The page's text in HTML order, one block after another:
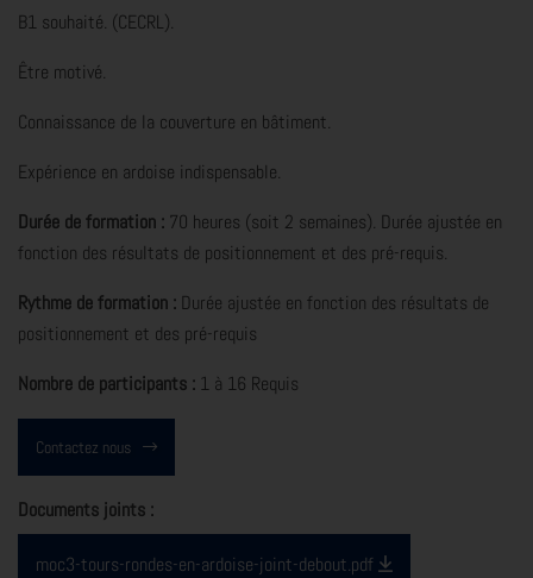
B1 souhaité. (CECRL).
Être motivé.
Connaissance de la couverture en bâtiment.
Expérience en ardoise indispensable.
Durée de formation : 70 heures (soit 2 semaines). Durée ajustée en
fonction des résultats de positionnement et des pré-requis.
Rythme de formation : Durée ajustée en fonction des résultats de
positionnement et des pré-requis
Nombre de participants : 1 à 16 Requis
Contactez nous
Documents joints :
moc3-tours-rondes-en-ardoise-joint-debout.pdf